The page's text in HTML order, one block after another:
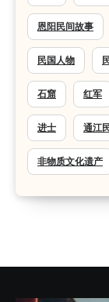
恩阳民间故事
民国人物
石窟 红军
进士 通江
非物质文化遗产